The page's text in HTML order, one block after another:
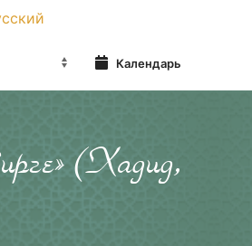
Календарь
(Хадид,